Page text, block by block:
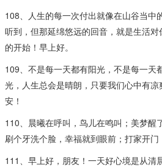
108、人生的每一次付出就像在山谷当中
听到，但那延绵悠远的回音，就是生活
的开始！早上好。
109、不是每一天都有阳光，不是每一天
光，人生总会是晴朗，只要我们心中有
安！
110、晨曦在呼叫，鸟儿在鸣叫；美梦醒
刷个牙洗个脸，幸福就到眼前；打家开门
111、早上好，朋友！一天好心境是从清